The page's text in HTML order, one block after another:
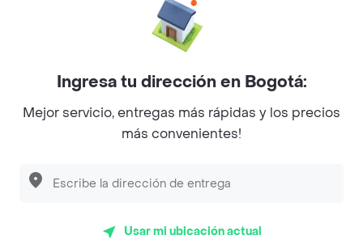
Facebook
Twitter
Instagram
©2026Rappi Inc. All rights reserved.
Ingresa tu dirección en Bogotá:
Mejor servicio, entregas más rápidas y los precios
más convenientes!
Usar mi ubicación actual